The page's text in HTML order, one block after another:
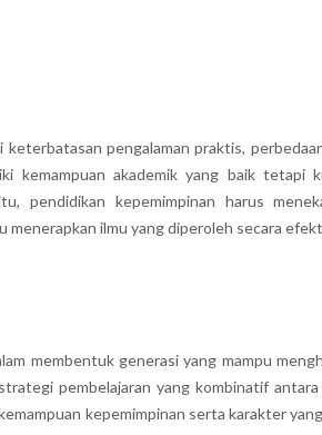
pengalaman praktis,
kemampuan akademik yang baik tetapi
pendidikan kepemimpinan harus
menerapkan ilmu yang diperoleh secara
membentuk generasi yang mampu
pembelajaran yang kombinatif
kepemimpinan serta karakter